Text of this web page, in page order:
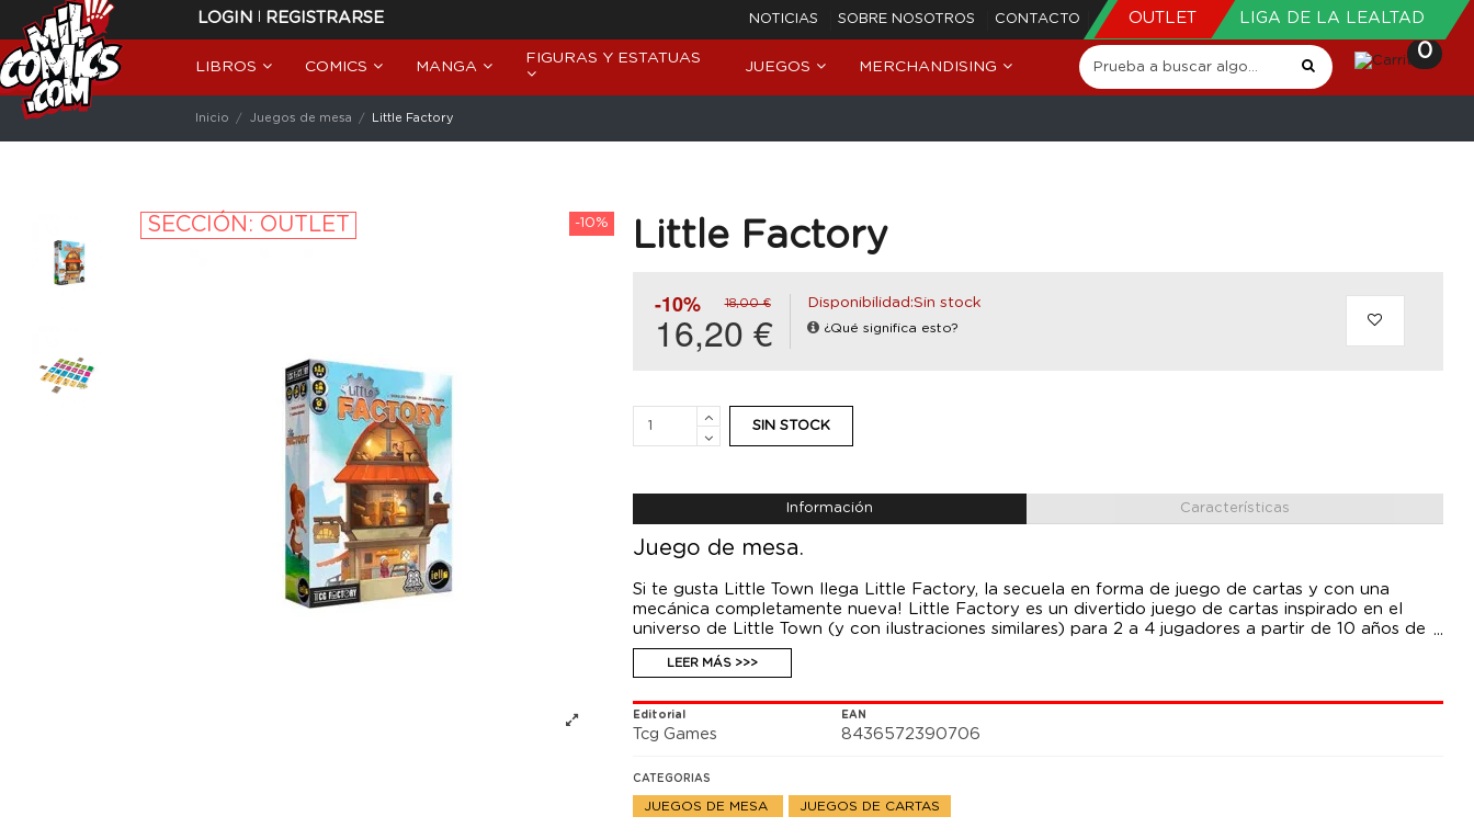
LOGIN | REGISTRARSE NOTICIAS SOBRE NOSOTROS CONTACTO OUTLET LIGA DE LA LEALTAD
LIBROS COMICS MANGA
FIGURAS Y ESTATUAS
JUEGOS MERCHANDISING
0
Inicio Juegos de mesa Little Factory
-10%
SECCIÓN: OUTLET Little Factory
-10% 18,00 €
16,20 €
Disponibilidad:Sin stock
¿Qué significa esto?
SIN STOCK
Información Características
Juego de mesa.
Si te gusta Little Town llega Little Factory, la secuela en forma de juego de cartas y con una
mecánica completamente nueva! Little Factory es un divertido juego de cartas inspirado en el
universo de Little Town (y con ilustraciones similares) para 2 a 4 jugadores a partir de 10 años de
edad. En Little Factory, tu meta es ser el mejor comerciante. Empiezas la partida con pocas
monedas y debes producir o comprar recursos para obtener otros recursos más valiosos que te
facilidad y toma las decisiones más inteligentes para alzarte como ganador de la partida. Little
Factory incluye: 44 cartas de recurso 30 cartas de edificio 12 fichas de puntos de influencia 4
LEER MÁS >>>
Editorial
Tcg Games
EAN
8436572390706
CATEGORIAS
JUEGOS DE MESA JUEGOS DE CARTAS